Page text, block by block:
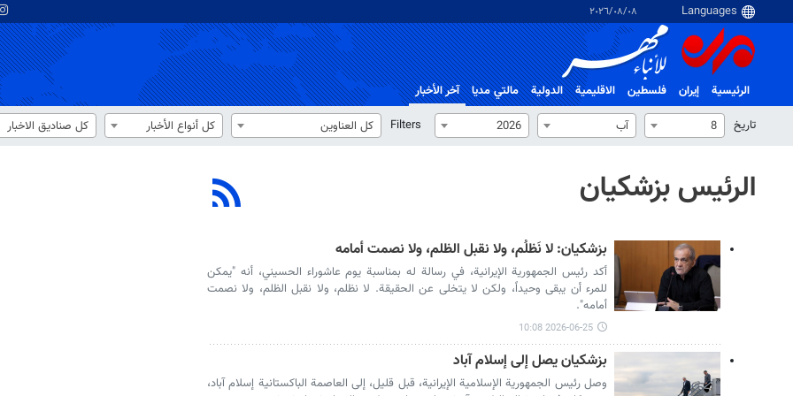
٠٨‏/٠٨‏/٢٠٢٦
الرئيسية إيران فلسطین الاقلیمیة الدولية مالتي مدیا
آخر الأخبار
تاریخ
8 آب 2026
Filters كل العناوين كل أنواع الأخبار كل صناديق الاخبار
الرئيس بزشكيان
بزشكيان: لا نَظلُم، ولا نقبل الظلم، ولا نصمت أمامه
أكد رئيس الجمهورية الإيرانية، في رسالة له بمناسبة يوم عاشوراء الحسيني، أنه "يمكن
للمرء أن يبقى وحيداً، ولكن لا يتخلى عن الحقيقة. لا نظلم، ولا نقبل الظلم، ولا نصمت
أمامه".
2026-06-25 10:08
بزشكيان يصل إلى إسلام آباد
وصل رئيس الجمهورية الإسلامية الإيرانية، قبل قليل، إلى العاصمة الباكستانية إسلام آباد،